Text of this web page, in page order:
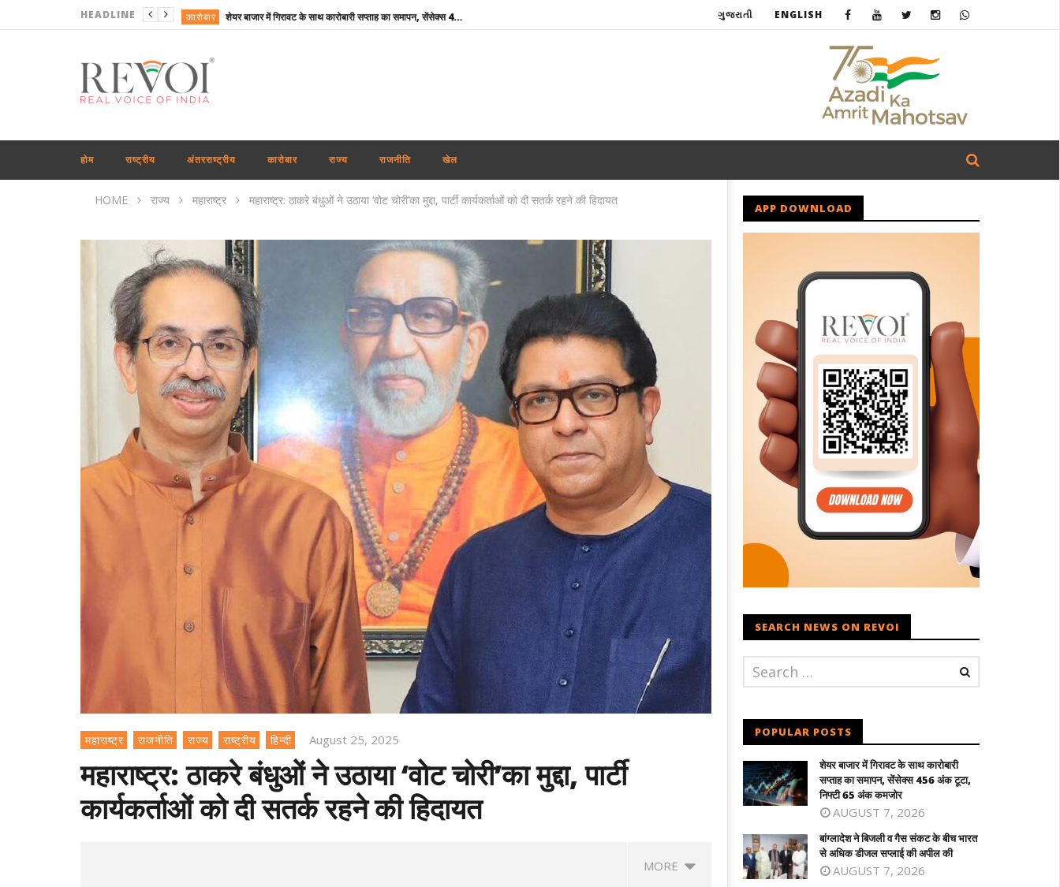
HEADLINE कारोबार शेयर बाजार में गिरावट के साथ कारोबारी सप्ताह का समापन, सेंसेक्स 456 अंक टूटा, निफ्टी 65 अंक कमजोर
अंतरराष्ट्रीय
राष्ट्रीय
दिल्ली दिल्ली-एनसीआर में झमाझम बारिश से मौसम हुआ सुहाना, IMD ने जारी किया येलो अलर्ट; जानें अगले 5 दिनों का हाल
राष्ट्रीय ऊना दलित अत्याचार केस : आरोपियों के बरी होने पर मायावती का हमला, गुजरात सरकार से हाईकोर्ट में सख्त पैरवी की मांग
उत्तरप्रदेश Aban Ahmed : प्रयागराज पहुंचा अबान का शव, अतीक-अशरफ और असद की कब्र के पास होगा सुपुर्द-ए-खाक
कारोबार Share Market Today: गिरावट के साथ खुला शेयर बाजार, सेंसेक्स 267 अंक टूटा, निफ्टी 24,600 के नीचे
शेयर बाजार में गिरावट के साथ कारोबारी सप्ताह का समापन, सेंसेक्स 456 अंक टूटा, निफ्टी 65 अंक कमजोर
ગુજરાતી ENGLISH
होम राष्ट्रीय अंतरराष्ट्रीय कारोबार राज्य राजनीति खेल
HOME राज्य महाराष्ट्र महाराष्ट्र: ठाकरे बंधुओं ने उठाया ‘वोट चोरी’का मुद्दा, पार्टी कार्यकर्ताओं को दी सतर्क रहने की हिदायत
महाराष्ट्र राजनीति राज्य राष्ट्रीय हिन्दी August 25, 2025
महाराष्ट्र: ठाकरे बंधुओं ने उठाया ‘वोट चोरी’का मुद्दा, पार्टी
कार्यकर्ताओं को दी सतर्क रहने की हिदायत
MORE
APP DOWNLOAD
SEARCH NEWS ON REVOI
POPULAR POSTS
शेयर बाजार में गिरावट के साथ कारोबारी
सप्ताह का समापन, सेंसेक्स 456 अंक टूटा,
निफ्टी 65 अंक कमजोर
AUGUST 7, 2026
बांग्लादेश ने बिजली व गैस संकट के बीच भारत
से अधिक डीजल सप्लाई की अपील की
AUGUST 7, 2026